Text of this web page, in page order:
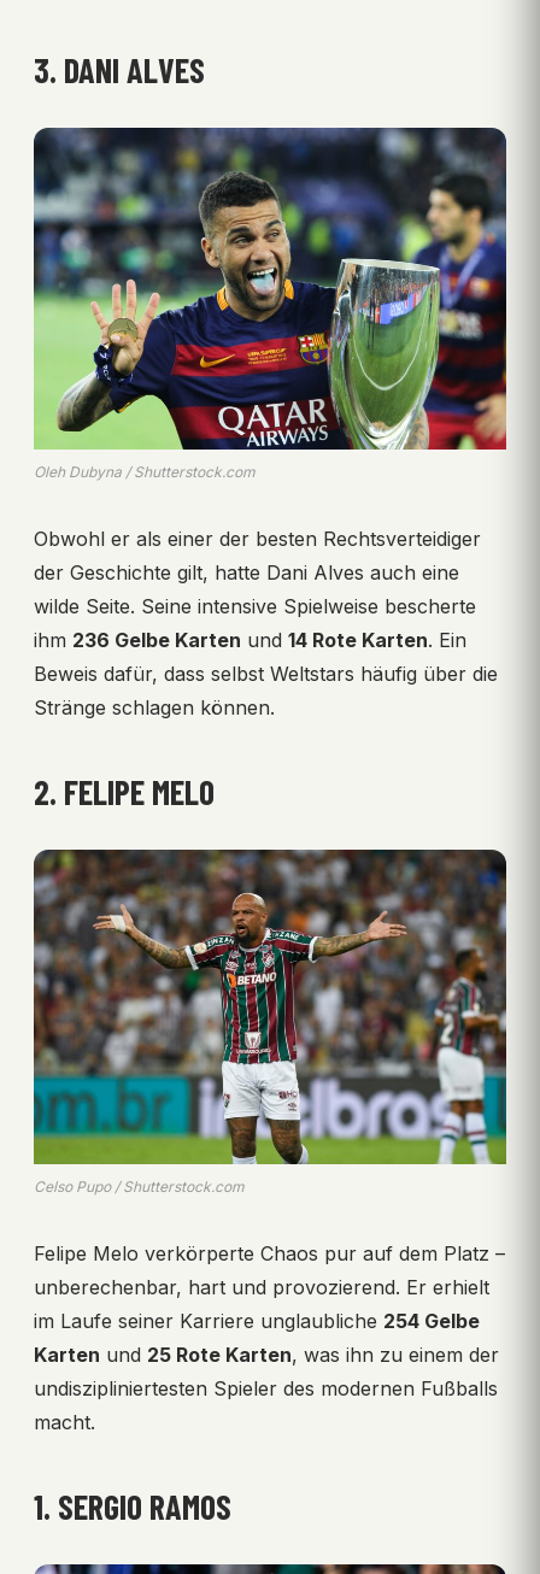
3. DANI ALVES
Oleh Dubyna / Shutterstock.com
Obwohl er als einer der besten Rechtsverteidiger
der Geschichte gilt, hatte Dani Alves auch eine
wilde Seite. Seine intensive Spielweise bescherte
ihm 236 Gelbe Karten und 14 Rote Karten. Ein
Beweis dafür, dass selbst Weltstars häufig über die
Stränge schlagen können.
2. FELIPE MELO
Celso Pupo / Shutterstock.com
Felipe Melo verkörperte Chaos pur auf dem Platz –
unberechenbar, hart und provozierend. Er erhielt
im Laufe seiner Karriere unglaubliche 254 Gelbe
Karten und 25 Rote Karten, was ihn zu einem der
undiszipliniertesten Spieler des modernen Fußballs
macht.
1. SERGIO RAMOS